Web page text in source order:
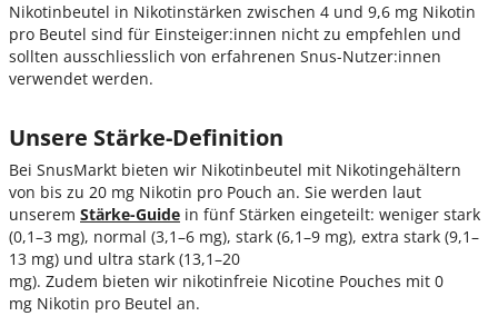
Nikotinbeutel in Nikotinstärken zwischen 4 und 9,6 mg Nikotin
pro Beutel sind für Einsteiger:innen nicht zu empfehlen und
sollten ausschliesslich von erfahrenen Snus-Nutzer:innen
verwendet werden.
Unsere Stärke-Definition
Bei SnusMarkt bieten wir Nikotinbeutel mit Nikotingehältern
von bis zu 20 mg Nikotin pro Pouch an. Sie werden laut
unserem Stärke-Guide in fünf Stärken eingeteilt: weniger stark
(0,1–3 mg), normal (3,1–6 mg), stark (6,1–9 mg), extra stark (9,1–
13 mg) und ultra stark (13,1–20
mg). Zudem bieten wir nikotinfreie Nicotine Pouches mit 0
mg Nikotin pro Beutel an.